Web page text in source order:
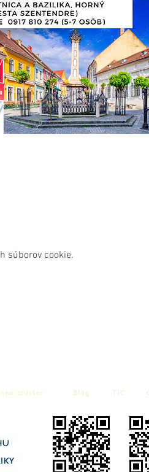
súborov cookie.
cluster Blog TIC